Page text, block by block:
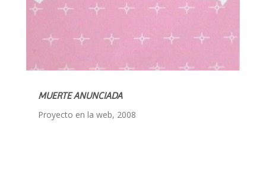
MUERTE ANUNCIADA
Proyecto en la web, 2008